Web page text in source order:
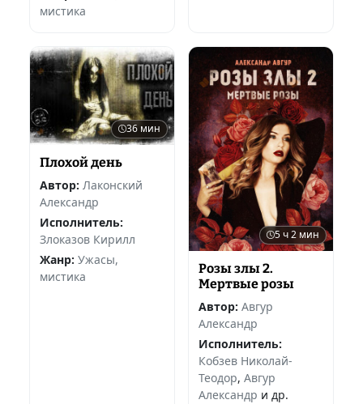
мистика
36 мин
Плохой день
Автор: Лаконский
Александр
Исполнитель:
Злоказов Кирилл
Жанр: Ужасы,
мистика
5 ч 2 мин
Розы злы 2.
Мертвые розы
Автор: Авгур
Александр
Исполнитель:
Кобзев Николай-
Теодор, Авгур
Александр и др.